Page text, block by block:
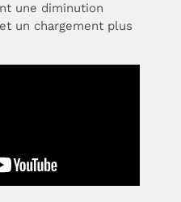
une diminution
un chargement plus